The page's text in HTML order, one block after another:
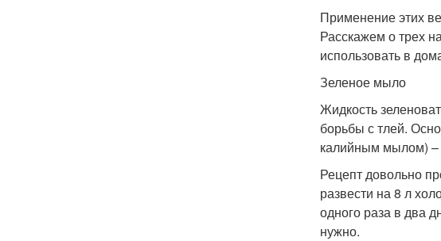
Применение этих
Расскажем о трех
использовать в
Зеленое мыло
Жидкость
борьбы с тлей.
калийным мылом) –
Рецепт довольно
развести на 8 л
одного раза в два
нужно.